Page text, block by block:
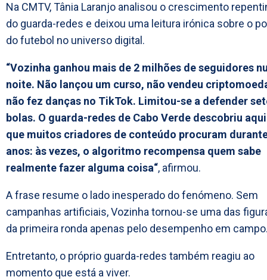
Na CMTV, Tânia Laranjo analisou o crescimento
do guarda-redes e deixou uma leitura irónica sobre o
do futebol no universo digital.
“Vozinha ganhou mais de 2 milhões de seguidores
noite. Não lançou um curso, não vendeu
não fez danças no TikTok. Limitou-se a defender
bolas. O guarda-redes de Cabo Verde descobriu
que muitos criadores de conteúdo procuram
anos: às vezes, o algoritmo recompensa quem sabe
realmente fazer alguma coisa“, afirmou.
A frase resume o lado inesperado do fenómeno. Sem
campanhas artificiais, Vozinha tornou-se uma das
da primeira ronda apenas pelo desempenho em
Entretanto, o próprio guarda-redes também reagiu ao
momento que está a viver.